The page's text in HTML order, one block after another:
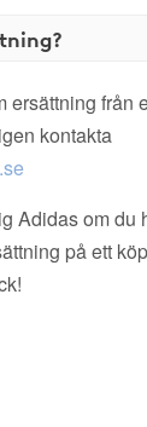
ersättning från
kontakta
Adidas om du
på ett